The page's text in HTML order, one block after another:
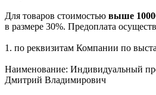
Для товаров стоимостью выше
в размере 30%. Предоплата
1. по реквизитам Компании по
Наименование: Индивидуальный
Дмитрий Владимирович